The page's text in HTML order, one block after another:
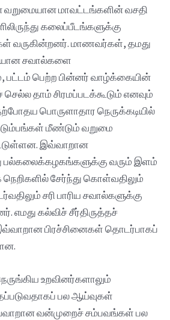
வறுமையான மாவட்டங்களின் வசதி
கலைப்பீடங்களுக்கு
வருகின்றனர். மாணவர்கள், தமது
சவால்களை
பட்டம் பெற்ற பின்னர் வாழ்க்கையின்
தாம் சிரமப்படக்கூடும் எனவும்
தற்போதய பொருளாதார நெருக்கடியில்
மீண்டும் வறுமை
இவ்வாறான
பல்கலைக்கழகங்களுக்கு வரும் இளம்
சேர்ந்து கொள்வதிலும்
சரி பாரிய சவால்களுக்கு
எமது கல்விச் சீர்திருத்தச்
பிரச்சினைகள் தொடர்பாகப்
உறவினர்களாலும்
பல ஆய்வுகள்
வன்முறைச் சம்பவங்கள் பல